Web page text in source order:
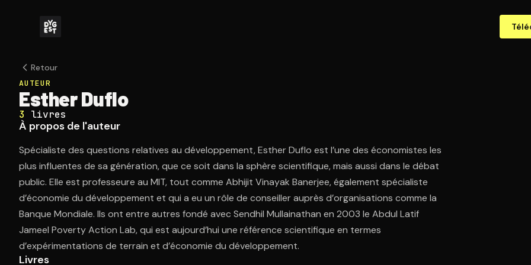
Retour
AUTEUR
Esther Duflo
3 livres
À propos de l'auteur
Spécialiste des questions relatives au développement, Esther Duflo est l’une des économistes les
plus influentes de sa génération, que ce soit dans la sphère scientifique, mais aussi dans le débat
public. Elle est professeure au MIT, tout comme Abhijit Vinayak Banerjee, également spécialiste
d’économie du développement et qui a eu un rôle de conseiller auprès d’organisations comme la
Banque Mondiale. Ils ont entre autres fondé avec Sendhil Mullainathan en 2003 le Abdul Latif
Jameel Poverty Action Lab, qui est aujourd’hui une référence scientifique en termes
d’expérimentations de terrain et d’économie du développement.
Livres